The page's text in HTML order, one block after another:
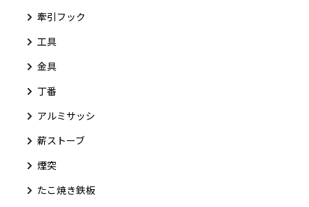
牽引フック
工具
金具
丁番
アルミサッシ
薪ストーブ
煙突
たこ焼き鉄板